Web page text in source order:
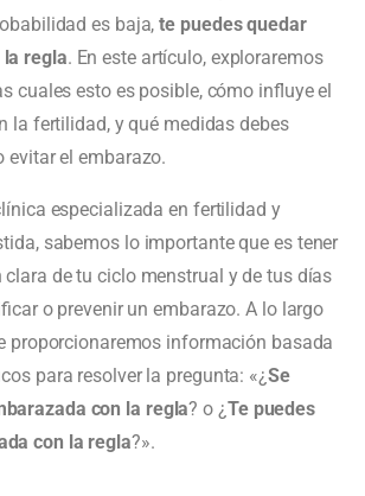
es baja,te puedes quedar
regla. En este artículo, exploraremos
cuales esto es posible, cómo influye el
la fertilidad, y qué medidas debes
evitar el embarazo.
especializada en fertilidad y
sabemos lo importante que es tener
de tu ciclo menstrual y de tus días
o prevenir un embarazo. A lo largo
proporcionaremos información basada
para resolver la pregunta: «¿Se
con la regla? o ¿Te puedes
con la regla?».